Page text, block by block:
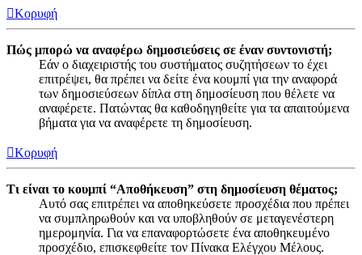
Κορυφή
Πώς μπορώ να αναφέρω δημοσιεύσεις σε έναν συντονιστή;
Εάν ο διαχειριστής του συστήματος συζητήσεων το έχει
επιτρέψει, θα πρέπει να δείτε ένα κουμπί για την αναφορά
των δημοσιεύσεων δίπλα στη δημοσίευση που θέλετε να
αναφέρετε. Πατώντας θα καθοδηγηθείτε για τα απαιτούμενα
βήματα για να αναφέρετε τη δημοσίευση.
Κορυφή
Τι είναι το κουμπί “Αποθήκευση” στη δημοσίευση θέματος;
Αυτό σας επιτρέπει να αποθηκεύσετε προσχέδια που πρέπει
να συμπληρωθούν και να υποβληθούν σε μεταγενέστερη
ημερομηνία. Για να επαναφορτώσετε ένα αποθηκευμένο
προσχέδιο, επισκεφθείτε τον Πίνακα Ελέγχου Μέλους.